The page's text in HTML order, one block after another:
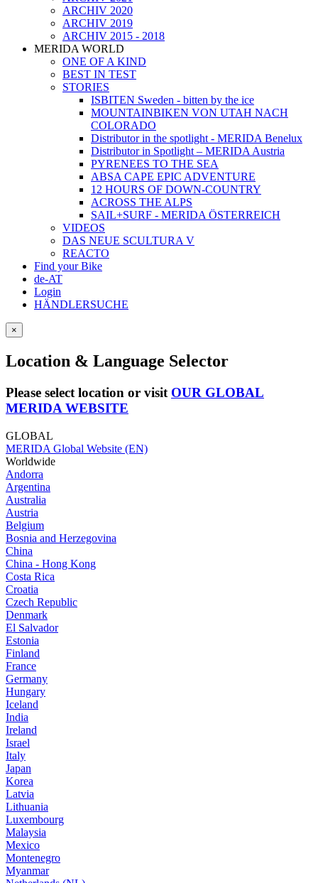
ARCHIV 2020
ARCHIV 2019
ARCHIV 2015 - 2018
MERIDA WORLD
ONE OF A KIND
BEST IN TEST
STORIES
ISBITEN Sweden - bitten by the ice
MOUNTAINBIKEN VON UTAH NACH
COLORADO
Distributor in the spotlight - MERIDA Benelux
Distributor in Spotlight – MERIDA Austria
PYRENEES TO THE SEA
ABSA CAPE EPIC ADVENTURE
12 HOURS OF DOWN-COUNTRY
ACROSS THE ALPS
SAIL+SURF - MERIDA ÖSTERREICH
VIDEOS
DAS NEUE SCULTURA V
REACTO
Find your Bike
de-AT
Login
HÄNDLERSUCHE
×
Location & Language Selector
Please select location or visit OUR GLOBAL
MERIDA WEBSITE
GLOBAL
MERIDA Global Website (EN)
Worldwide
Andorra
Argentina
Australia
Austria
Belgium
Bosnia and Herzegovina
China
China - Hong Kong
Costa Rica
Croatia
Czech Republic
Denmark
El Salvador
Estonia
Finland
France
Germany
Hungary
Iceland
India
Ireland
Israel
Italy
Japan
Korea
Latvia
Lithuania
Luxembourg
Malaysia
Mexico
Montenegro
Myanmar